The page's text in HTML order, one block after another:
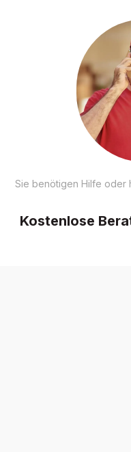
Sie benötigen Hilfe oder
Kostenlose